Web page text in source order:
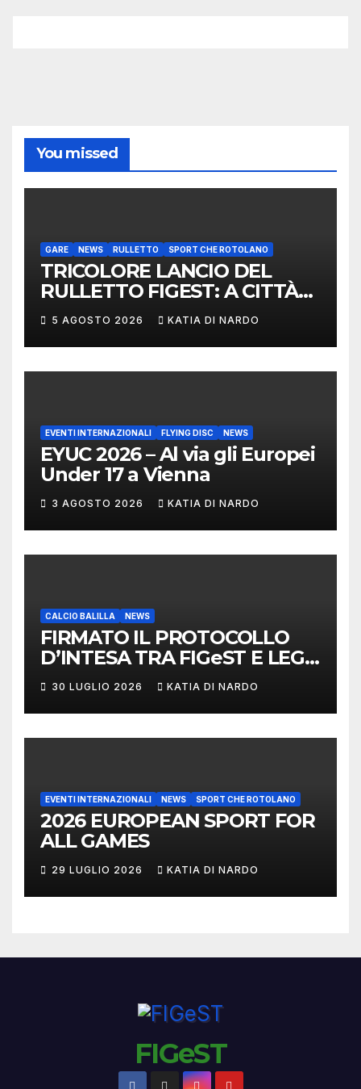
You missed
GARE NEWS RULLETTO SPORT CHE ROTOLANO
TRICOLORE LANCIO DEL
RULLETTO FIGEST: A CITTÀ
DI CASTELLO VINCONO
MARCHIGIANI ED UMBRI
5 AGOSTO 2026 KATIA DI NARDO
EVENTI INTERNAZIONALI FLYING DISC NEWS
EYUC 2026 – Al via gli Europei
Under 17 a Vienna
3 AGOSTO 2026 KATIA DI NARDO
CALCIO BALILLA NEWS
FIRMATO IL PROTOCOLLO
D’INTESA TRA FIGeST E LEGA
NAZIONALE DILETTANTI
30 LUGLIO 2026 KATIA DI NARDO
EVENTI INTERNAZIONALI NEWS SPORT CHE ROTOLANO
2026 EUROPEAN SPORT FOR
ALL GAMES
29 LUGLIO 2026 KATIA DI NARDO
FIGeST